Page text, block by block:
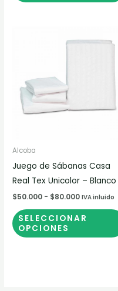
Alcoba
Juego de Sábanas Casa
Real Tex Unicolor – Blanco
$50.000 - $80.000
de
IVA inluido
SELECCIONAR
OPCIONES